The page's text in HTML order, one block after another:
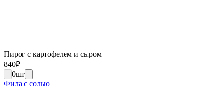
Пирог с картофелем и сыром
840₽
0шт
Фила с солью